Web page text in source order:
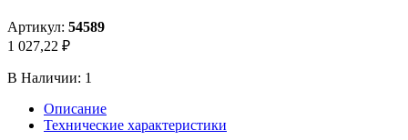
Артикул: 54589
1 027,22 ₽
В Наличии: 1
Описание
Технические характеристики